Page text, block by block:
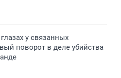
у связанных
поворот в деле убийства